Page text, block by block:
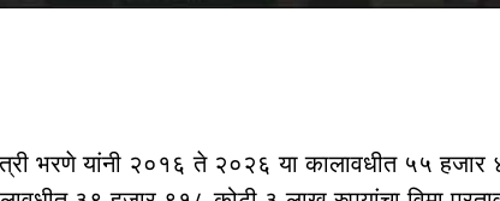
भरणे यांनी २०१६ ते २०२६ या कालावधीत ५५ हजार